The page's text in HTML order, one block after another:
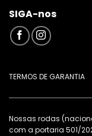
SIGA-nos
TERMOS DE GARANTIA
Nossas rodas
com a portaria 501/